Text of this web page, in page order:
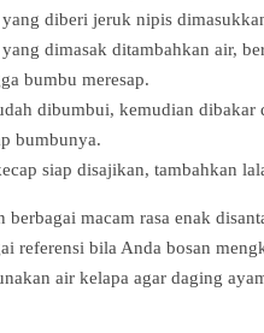
diberi jeruk nipis
dimasak ditambahkan air,
bumbu meresap.
dibumbui, kemudian dibakar
bumbunya.
siap disajikan, tambahkan
berbagai macam rasa enak
referensi bila Anda bosan
air kelapa agar daging